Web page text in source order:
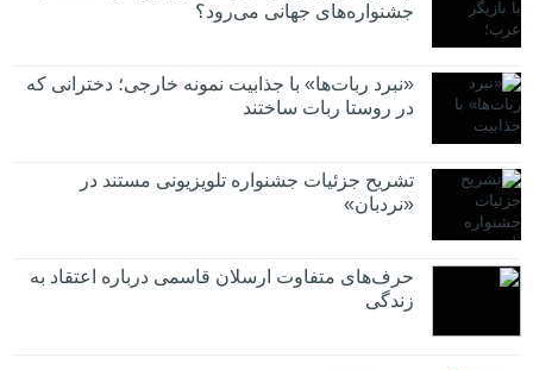
جشنواره‌های جهانی می‌رود؟
«نبرد ربات‌ها» با جذابیت نمونه خارجی؛ دخترانی که
در روستا ربات ساختند
تشریح جزئیات جشنواره‌ تلویزیونی مستند در
«نردبان»
حرف‌های متفاوت ارسلان قاسمی درباره اعتقاد به
زندگی